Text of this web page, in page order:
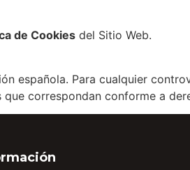
de Cookies del Sitio Web.
española. Para cualquier
correspondan conforme a